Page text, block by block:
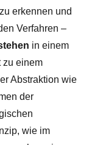
erkennen und
Verfahren –
in einem
zu einem
Abstraktion wie
der
wie im